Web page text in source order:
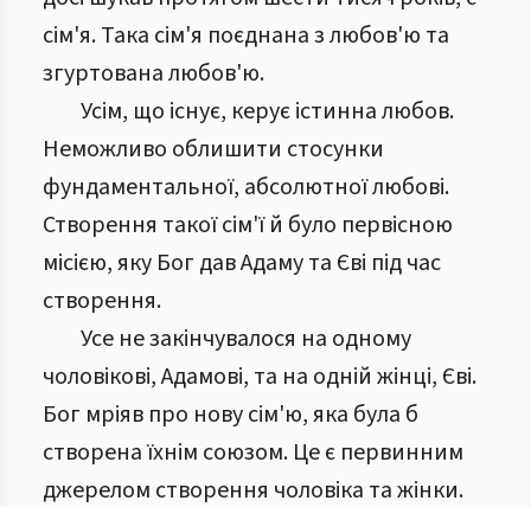
сім'я. Така сім'я поєднана з любов'ю та
згуртована любов'ю.
Усім, що існує, керує істинна любов.
Неможливо облишити стосунки
фундаментальної, абсолютної любові.
Створення такої сім'ї й було первісною
місією, яку Бог дав Адаму та Єві під час
створення.
Усе не закінчувалося на одному
чоловікові, Адамові, та на одній жінці, Єві.
Бог мріяв про нову сім'ю, яка була б
створена їхнім союзом. Це є первинним
джерелом створення чоловіка та жінки.